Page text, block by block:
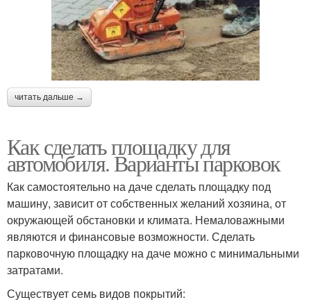
читать дальше →
Как сделать площадку для
автомобиля. Варианты парковок
Как самостоятельно на даче сделать площадку под
машину, зависит от собственных желаний хозяина, от
окружающей обстановки и климата. Немаловажными
являются и финансовые возможности. Сделать
парковочную площадку на даче можно с минимальными
затратами.
Существует семь видов покрытий: